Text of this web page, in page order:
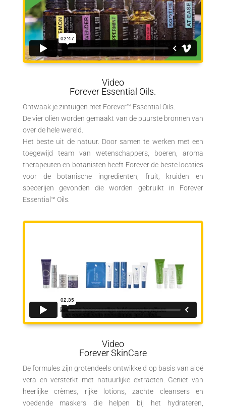
Video
Forever Essential Oils.
Ontwaak je zintuigen met Forever™ Essential Oils.
De vier oliën worden gemaakt van de puurste bronnen van
over de hele wereld.
Het beste uit de natuur. Door samen te werken met een
toegewijd team van wetenschappers, boeren, aroma
therapeuten en botanisten heeft Forever de beste locaties
voor de botanische ingrediënten, fruit, kruiden en
specerijen gevonden die worden gebruikt in Forever
Essential™ Oils.
Video
Forever SkinCare
De formules zijn grotendeels ontwikkeld op basis van aloë
vera en versterkt met natuurlijke extracten. Geniet van
heerlijke crèmes, rijke lotions, zachte cleansers en
voedende maskers die helpen bij het hydrateren,